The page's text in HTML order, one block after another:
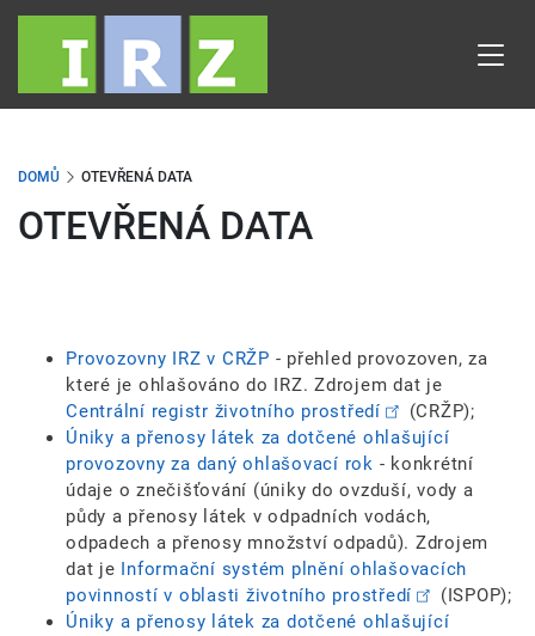
Přejít
obsahu
DOMŮ OTEVŘENÁ DATA
OTEVŘENÁ DATA
Provozovny IRZ v CRŽP - přehled provozoven, za
které je ohlašováno do IRZ. Zdrojem dat je
Centrální registr životního prostředí
(CRŽP);
Úniky a přenosy látek za dotčené ohlašující
provozovny za daný ohlašovací rok - konkrétní
údaje o znečišťování (úniky do ovzduší, vody a
půdy a přenosy látek v odpadních vodách,
odpadech a přenosy množství odpadů). Zdrojem
dat je
Informační systém plnění ohlašovacích
povinností v oblasti životního prostředí
(ISPOP);
Úniky a přenosy látek za dotčené ohlašující